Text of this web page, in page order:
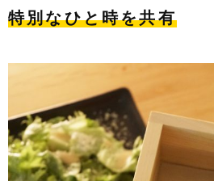
特別なひと時を共有